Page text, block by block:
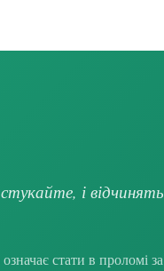
і відчинять
стати в проломі за